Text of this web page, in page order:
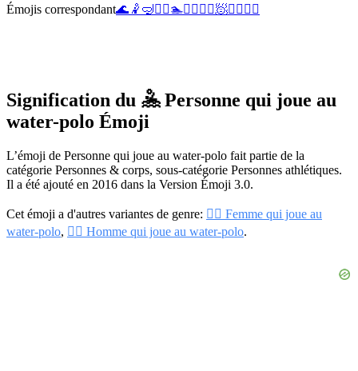
Émojis correspondant🌊 🤾 🤿🤾‍♀️🏊🤽‍♂️ 🤼‍♀️🧖🤾‍♂️ 🤽‍♀️
Signification du 🤽 Personne qui joue au
water-polo Émoji
L’émoji de Personne qui joue au water-polo fait partie de la
catégorie Personnes & corps, sous-catégorie Personnes athlétiques.
Il a été ajouté en 2016 dans la Version Émoji 3.0.
Cet émoji a d'autres variantes de genre: 🤽‍♀️ Femme qui joue au
water-polo, 🤽‍♂️ Homme qui joue au water-polo.